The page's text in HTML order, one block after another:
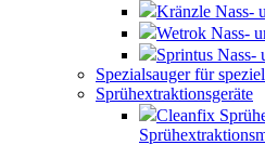
Kränzle Nass-
Wetrok Nass-
Sprintus Nass-
Spezialsauger für
Sprühextraktionsgeräte
Cleanfix